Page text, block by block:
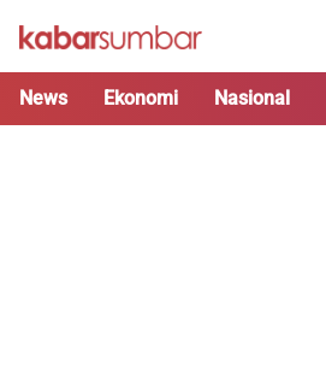
News Ekonomi Nasional